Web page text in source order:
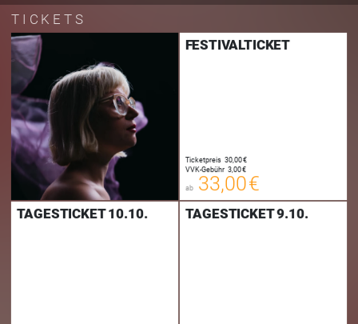
TICKETS
FESTIVALTICKET
Ticketpreis 30,00 €
VVK-Gebühr 3,00 €
ab 33,00 €
00
TAGESTICKET 10.10. TAGESTICKET 9.10.